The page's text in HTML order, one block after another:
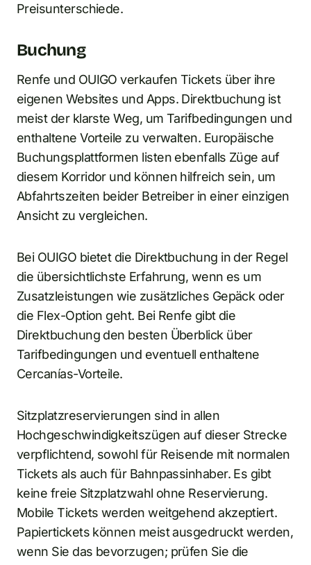
Preisunterschiede.
Buchung
Renfe und OUIGO verkaufen Tickets über ihre
eigenen Websites und Apps. Direktbuchung ist
meist der klarste Weg, um Tarifbedingungen und
enthaltene Vorteile zu verwalten. Europäische
Buchungsplattformen listen ebenfalls Züge auf
diesem Korridor und können hilfreich sein, um
Abfahrtszeiten beider Betreiber in einer einzigen
Ansicht zu vergleichen.
Bei OUIGO bietet die Direktbuchung in der Regel
die übersichtlichste Erfahrung, wenn es um
Zusatzleistungen wie zusätzliches Gepäck oder
die Flex-Option geht. Bei Renfe gibt die
Direktbuchung den besten Überblick über
Tarifbedingungen und eventuell enthaltene
Cercanías-Vorteile.
Sitzplatzreservierungen sind in allen
Hochgeschwindigkeitszügen auf dieser Strecke
verpflichtend, sowohl für Reisende mit normalen
Tickets als auch für Bahnpassinhaber. Es gibt
keine freie Sitzplatzwahl ohne Reservierung.
Mobile Tickets werden weitgehend akzeptiert.
Papiertickets können meist ausgedruckt werden,
wenn Sie das bevorzugen; prüfen Sie die